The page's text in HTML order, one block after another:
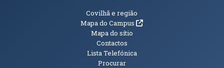
Informações Adicionais
Covilhã e região
Mapa do Campus(abre em nova janela)
Mapa do sítio
Contactos
Lista Telefónica
Procurar